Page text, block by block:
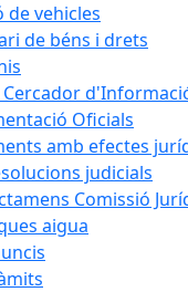
de vehicles
de béns i drets
Cercador
Oficials
amb efectes
judicials
Comissió
aigua